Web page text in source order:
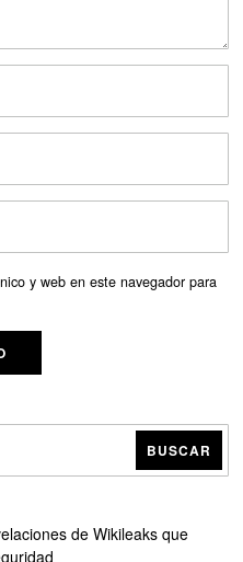
y web en este navegador para
BUSCAR
de Wikileaks que